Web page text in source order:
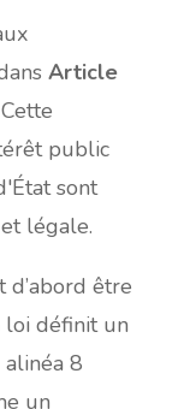
Article
public
sont
légale.
d’abord être
définit un
8
un